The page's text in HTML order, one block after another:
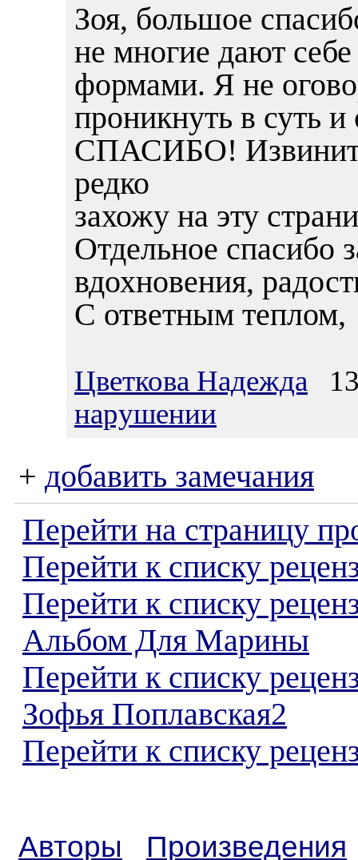
Зоя, большое
не многие дают
формами. Я не
проникнуть в суть
СПАСИБО!
редко
захожу на эту
Отдельное спасибо
вдохновения,
С ответным теплом,
Цветкова Надежда
нарушении
+ добавить замечания
Перейти на страницу
Перейти к списку
Перейти к списку
Альбом Для Марины
Перейти к списку
Зофья Поплавская2
Перейти к списку
Авторы
Произведения